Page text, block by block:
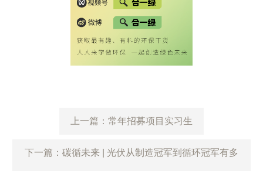
上一篇：常年招募项目实习生
下一篇：碳循未来 | 光伏从制造冠军到循环冠军有多